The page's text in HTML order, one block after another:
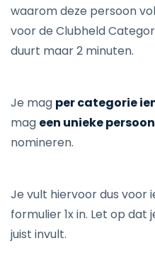
waarom deze persoon
voor de Clubheld
duurt maar 2 minuten.
Je mag per categorie
mag een unieke
nomineren.
Je vult hiervoor dus voor
formulier 1x in. Let op dat
juist invult.